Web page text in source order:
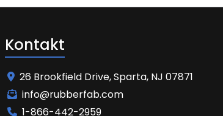
Kontakt
26 Brookfield Drive, Sparta, NJ 07871
info@rubberfab.com
1-866-442-2959